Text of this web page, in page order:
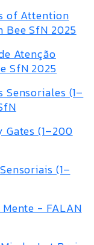
of Attention
SfN 2025
Atenção
SfN 2025
Sensoriales (1–
Gates (1–200
(1–
- FALAN